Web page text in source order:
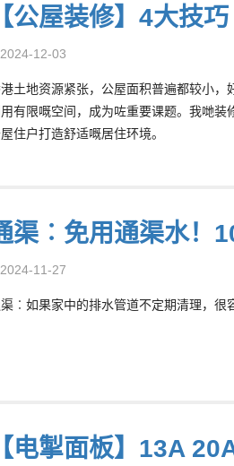
【公屋装修】4大技
2024-12-03
土地资源紧张，公屋面积普遍都较小
有限嘅空间，成为咗重要课题。我哋
住户打造舒适嘅居住环境。
渠︰免用通渠水！
2024-11-27
︰如果家中的排水管道不定期清理，
【电掣面板】13A